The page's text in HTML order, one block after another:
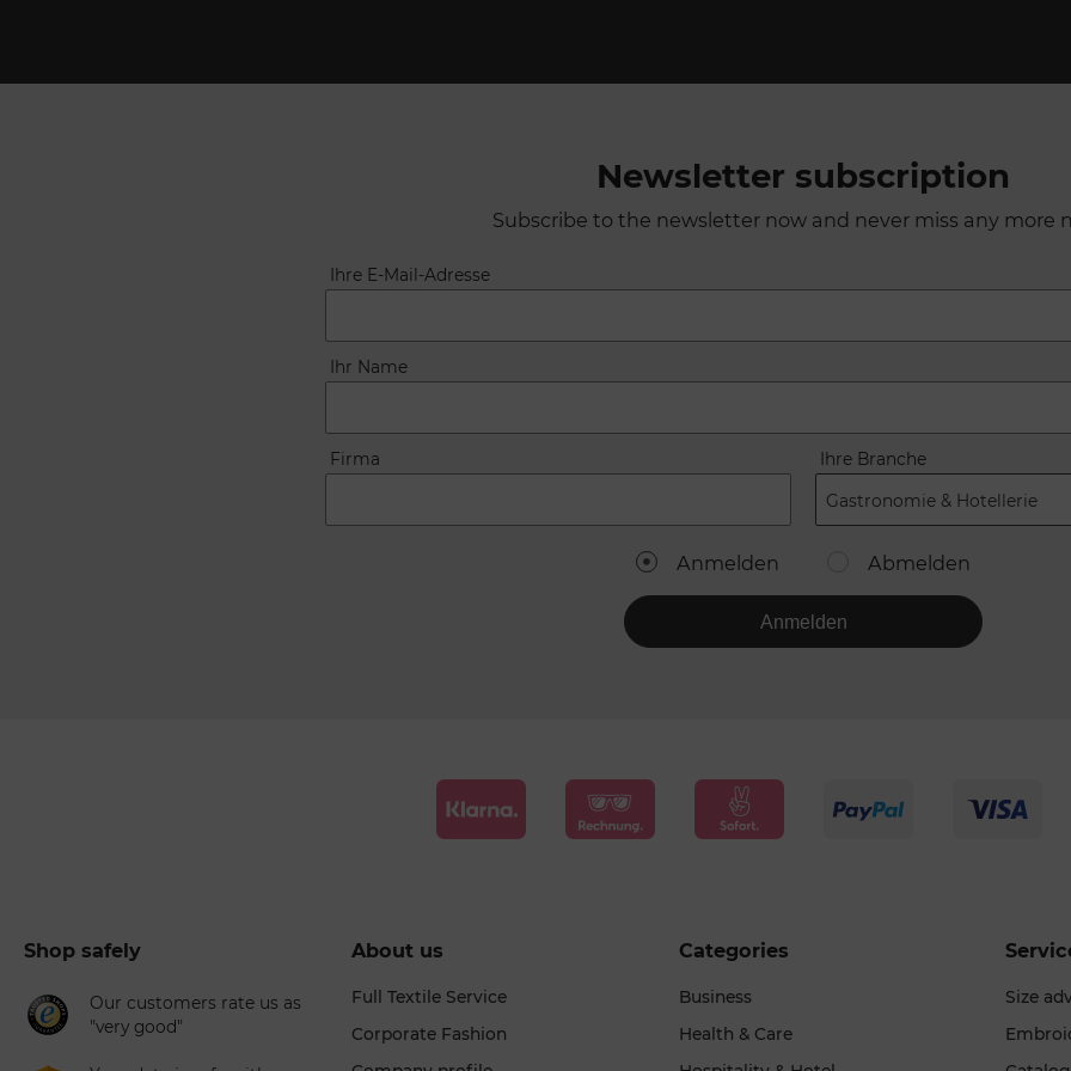
Newsletter subscription
Subscribe to the newsletter now and never miss any more
Ihre E-Mail-Adresse
Ihr Name
Firma Ihre Branche
Gastronomie & Hotellerie
Anmelden Abmelden
Anmelden
Shop safely
Our customers rate us as
"very good"
About us
Full Textile Service
Corporate Fashion
Categories
Business
Health & Care
Size